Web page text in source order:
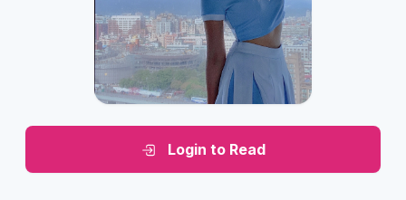
Login to Read